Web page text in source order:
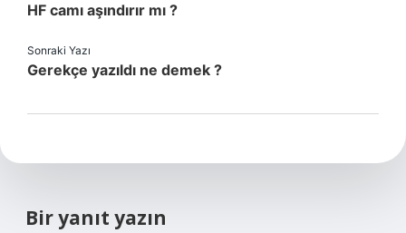
HF camı aşındırır mı ?
Sonraki Yazı
Gerekçe yazıldı ne demek ?
Bir yanıt yazın